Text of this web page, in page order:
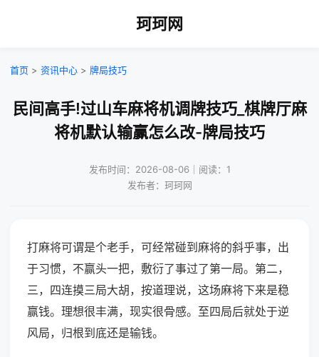
珂珂网
首页 > 资讯中心 > 牌局技巧
民间高手!过山车麻将机调牌技巧_棋牌厅麻
将机默认输赢怎么改-牌局技巧
发布时间：2026-08-06｜阅读：1
发布者：珂珂网
打麻将可谓是个老手，可经常碰到麻将的斜乎事，出
于习惯，不赢头一把，敷衍了事过了第一局。第二，
三，四连摸三局大胡，按道理说，这场麻将下来是稳
赢钱。理想很丰满，现实很骨感。至四局后就处于逆
风局，归根到底还是输钱。